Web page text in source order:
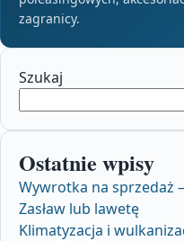
zagranicy.
Szukaj
Ostatnie wpisy
Wywrotka na sprzedaż
Zasław lub lawetę
Klimatyzacja i